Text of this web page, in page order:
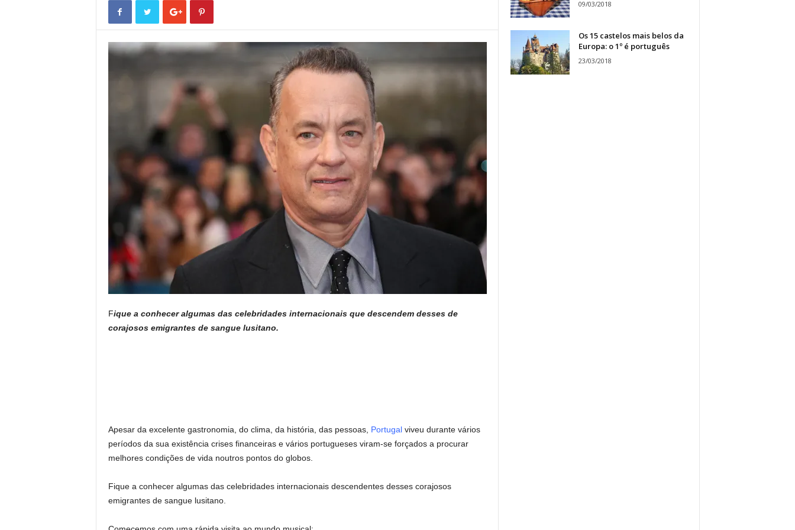
o
Fique a conhecer algumas das celebridades internacionais que descendem desses de
corajosos emigrantes de sangue lusitano.
Apesar da excelente gastronomia, do clima, da história, das pessoas, Portugalviveu durante vários
períodos da sua existência crises financeiras e vários portugueses viram-se forçados a procurar
melhores condições de vida noutros pontos do globos.
Fique a conhecer algumas das celebridades internacionais descendentes desses corajosos
emigrantes de sangue lusitano.
09/03/2018
Os 15 castelos mais belos da
Europa: o 1º é português
23/03/2018